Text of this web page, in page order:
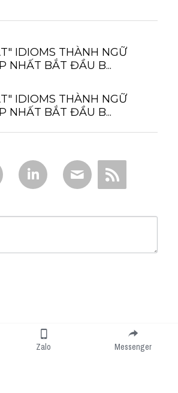
IDIOMS THÀNH NGỮ
NHẤT BẮT ĐẦU B...
IDIOMS THÀNH NGỮ
NHẤT BẮT ĐẦU B...
Zalo Messenger